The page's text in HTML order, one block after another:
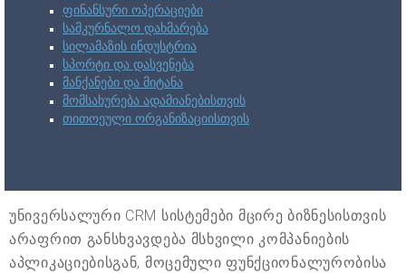
ფინანსური ოპერაციები
სამკურნალო დახმარება
სილამაზის ინდუსტრია
სპორტი და დასვენება
მანქანები და მიტანა
მომსახურება ადამიანებისთვის
თითოეული ორგანიზაციისთვის
უნივერსალური CRM სისტემები მცირე ბიზნესისთვის
არაფრით განსხვავდება მსხვილი კომპანიების
აპლიკაციებისგან, მოცემული ფუნქციონალურობისა